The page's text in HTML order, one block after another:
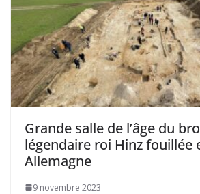
Grande salle de l’âge du
légendaire roi Hinz fouillée
Allemagne
9 novembre 2023